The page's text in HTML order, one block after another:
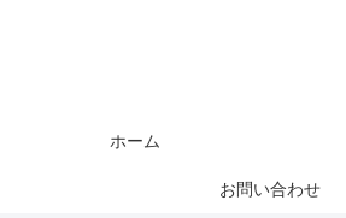
ホーム
お問い合わせ